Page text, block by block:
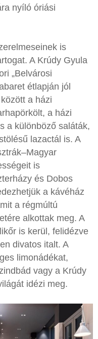
nyíló óriási
is
A Krúdy Gyula
„Belvárosi
étlapján jól
a házi
a házi
a különböző saláták,
lazactál is. A
is
és Dobos
a kávéház
a régmúltú
alkottak meg. A
is kerül, felidézve
divatos italt. A
limonádékat,
vagy a Krúdy
idézi meg.